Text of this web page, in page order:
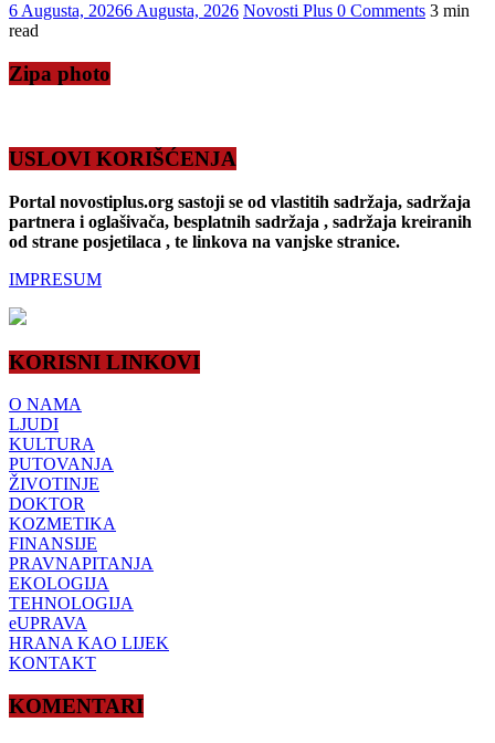
6 Augusta, 20266 Augusta, 2026 Novosti Plus 0 Comments 3 min
read
Zipa photo
USLOVI KORIŠĆENJA
Portal novostiplus.org sastoji se od vlastitih sadržaja, sadržaja
partnera i oglašivača, besplatnih sadržaja , sadržaja kreiranih
od strane posjetilaca , te linkova na vanjske stranice.
IMPRESUM
KORISNI LINKOVI
O NAMA
LJUDI
KULTURA
PUTOVANJA
ŽIVOTINJE
DOKTOR
KOZMETIKA
FINANSIJE
PRAVNAPITANJA
EKOLOGIJA
TEHNOLOGIJA
eUPRAVA
HRANA KAO LIJEK
KONTAKT
KOMENTARI